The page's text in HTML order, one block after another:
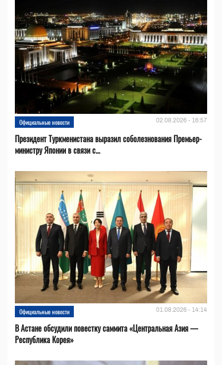
Официальные новости 02.08.2026 - 16:57
Президент Туркменистана выразил соболезнования Премьер-
министру Японии в связи с...
Официальные новости 01.08.2026 - 14:14
В Астане обсудили повестку саммита «Центральная Азия —
Республика Корея»